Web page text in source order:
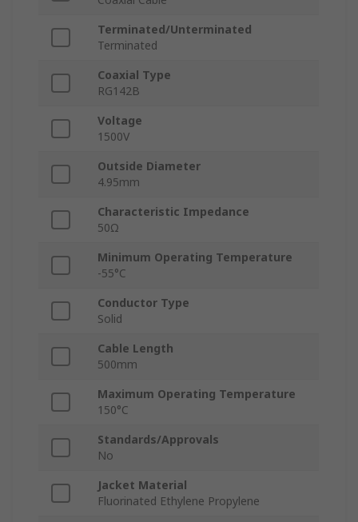
Terminated/Unterminated
Terminated
Coaxial Type
RG142B
Voltage
1500V
Outside Diameter
4.95mm
Characteristic Impedance
50Ω
Minimum Operating Temperature
-55°C
Conductor Type
Solid
Cable Length
500mm
Maximum Operating Temperature
150°C
Standards/Approvals
No
Jacket Material
Fluorinated Ethylene Propylene